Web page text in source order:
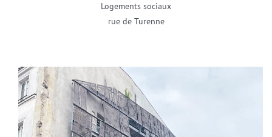
Logements sociaux
rue de Turenne